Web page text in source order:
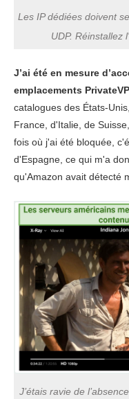
Les IP dédiées doivent
UDP. Réinstallez
J’ai été en mesure
emplacements
catalogues des États-
France, d'Italie, de
fois où j'ai été bloquée,
d'Espagne, ce qui m'a
qu'Amazon avait détecté
J’étais ravie de